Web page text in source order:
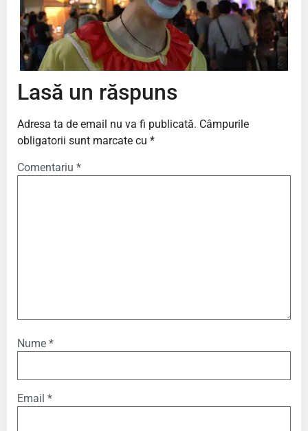
Lasă un răspuns
Adresa ta de email nu va fi publicată. Câmpurile
obligatorii sunt marcate cu *
Comentariu *
Nume *
Email *